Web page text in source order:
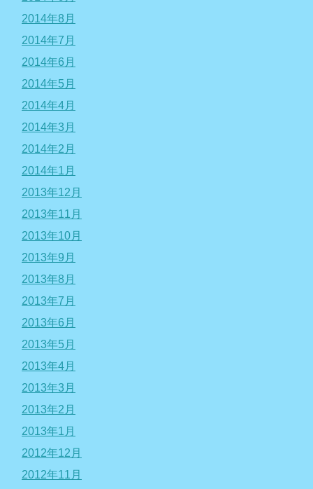
2014年8月
2014年7月
2014年6月
2014年5月
2014年4月
2014年3月
2014年2月
2014年1月
2013年12月
2013年11月
2013年10月
2013年9月
2013年8月
2013年7月
2013年6月
2013年5月
2013年4月
2013年3月
2013年2月
2013年1月
2012年12月
2012年11月